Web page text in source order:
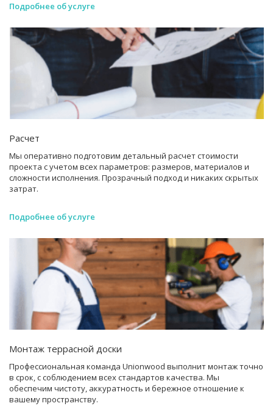
Подробнее об услуге
Расчет
Мы оперативно подготовим детальный расчет стоимости
проекта с учетом всех параметров: размеров, материалов и
сложности исполнения. Прозрачный подход и никаких скрытых
затрат.
Подробнее об услуге
Монтаж террасной доски
Профессиональная команда Unionwood выполнит монтаж точно
в срок, с соблюдением всех стандартов качества. Мы
обеспечим чистоту, аккуратность и бережное отношение к
вашему пространству.